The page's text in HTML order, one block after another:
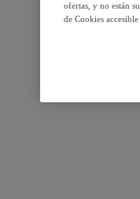
ofertas, y no están
de Cookies accesible